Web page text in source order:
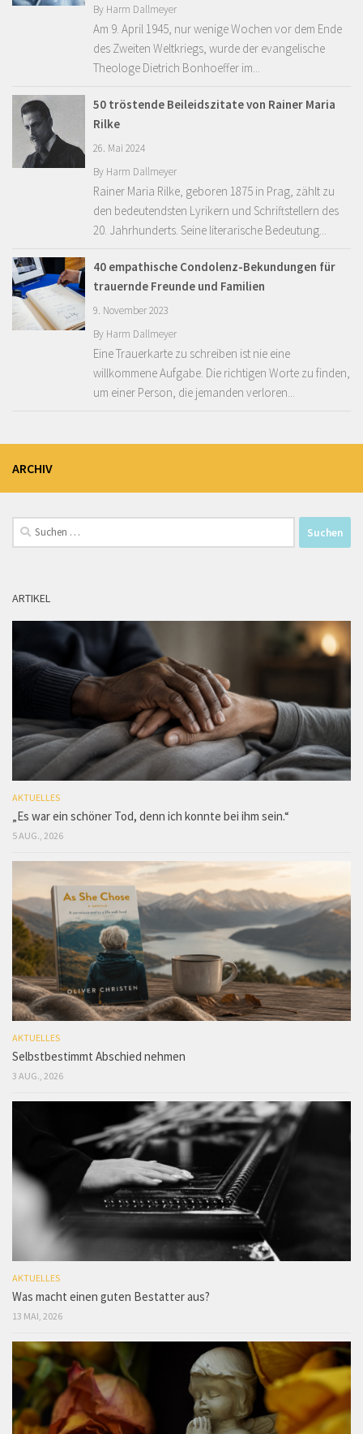
By Harm Dallmeyer
Am 9. April 1945, nur wenige Wochen vor dem Ende
des Zweiten Weltkriegs, wurde der evangelische
Theologe Dietrich Bonhoeffer im...
50 tröstende Beileidszitate von Rainer Maria
Rilke
26. Mai 2024
By Harm Dallmeyer
Rainer Maria Rilke, geboren 1875 in Prag, zählt zu
den bedeutendsten Lyrikern und Schriftstellern des
20. Jahrhunderts. Seine literarische Bedeutung...
40 empathische Condolenz-Bekundungen für
trauernde Freunde und Familien
9. November 2023
By Harm Dallmeyer
Eine Trauerkarte zu schreiben ist nie eine
willkommene Aufgabe. Die richtigen Worte zu finden,
um einer Person, die jemanden verloren...
ARCHIV
Suchen
nach:
ARTIKEL
AKTUELLES
„Es war ein schöner Tod, denn ich konnte bei ihm sein.“
5 AUG., 2026
AKTUELLES
Selbstbestimmt Abschied nehmen
3 AUG., 2026
AKTUELLES
Was macht einen guten Bestatter aus?
13 MAI, 2026